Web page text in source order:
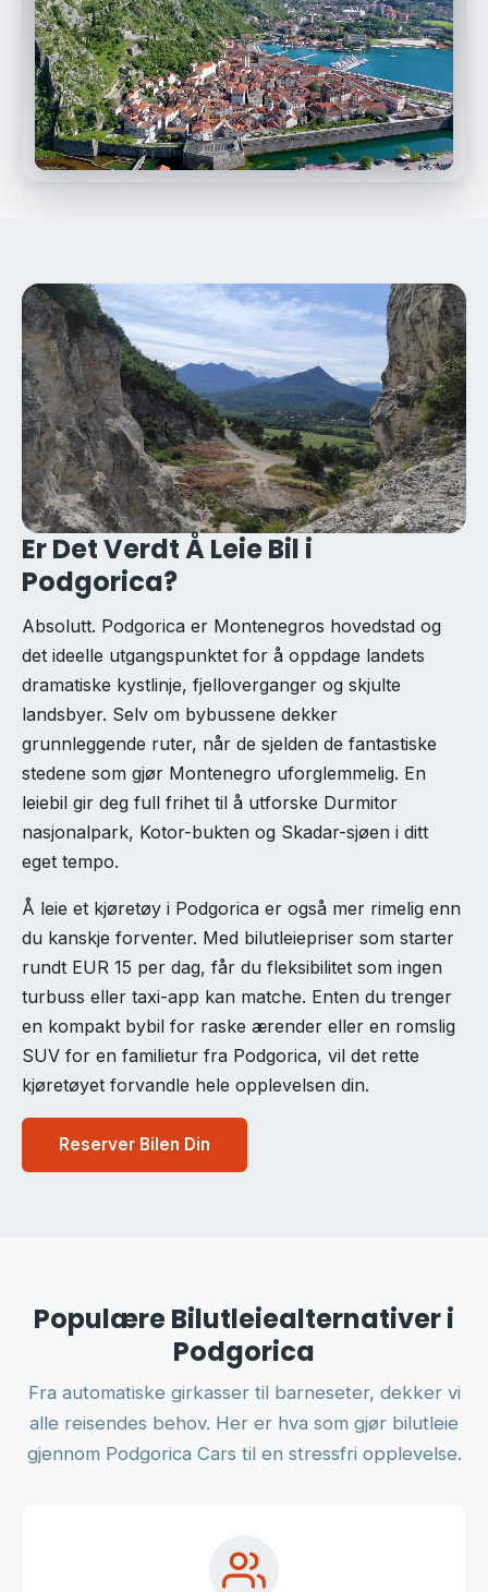
Er Det Verdt Å Leie Bil i
Podgorica?
Absolutt. Podgorica er Montenegros hovedstad og
det ideelle utgangspunktet for å oppdage landets
dramatiske kystlinje, fjelloverganger og skjulte
landsbyer. Selv om bybussene dekker
grunnleggende ruter, når de sjelden de fantastiske
stedene som gjør Montenegro uforglemmelig. En
leiebil gir deg full frihet til å utforske Durmitor
nasjonalpark, Kotor-bukten og Skadar-sjøen i ditt
eget tempo.
Å leie et kjøretøy i Podgorica er også mer rimelig enn
du kanskje forventer. Med bilutleiepriser som starter
rundt EUR 15 per dag, får du fleksibilitet som ingen
turbuss eller taxi-app kan matche. Enten du trenger
en kompakt bybil for raske ærender eller en romslig
SUV for en familietur fra Podgorica, vil det rette
kjøretøyet forvandle hele opplevelsen din.
Reserver Bilen Din
Populære Bilutleiealternativer i
Podgorica
Fra automatiske girkasser til barneseter, dekker vi
alle reisendes behov. Her er hva som gjør bilutleie
gjennom Podgorica Cars til en stressfri opplevelse.